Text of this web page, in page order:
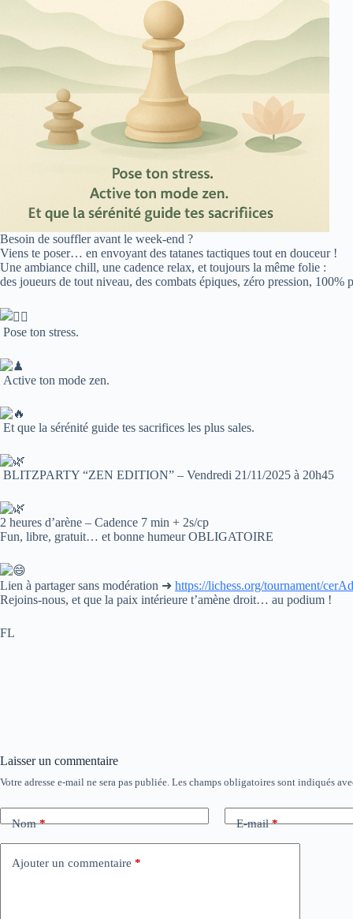
Besoin de souffler avant le week-end ?
Viens te poser… en envoyant des tatanes tactiques tout en douceur !
Une ambiance chill, une cadence relax, et toujours la même folie :
des joueurs de tout niveau, des combats épiques, zéro pression, 100%
Pose ton stress.
Active ton mode zen.
Et que la sérénité guide tes sacrifices les plus sales.
BLITZPARTY “ZEN EDITION” – Vendredi 21/11/2025 à 20h45
2 heures d’arène – Cadence 7 min + 2s/cp
Fun, libre, gratuit… et bonne humeur OBLIGATOIRE
Lien à partager sans modération ➜ https://lichess.org/tournament/
Rejoins-nous, et que la paix intérieure t’amène droit… au podium !
FL
Laisser un commentaire
Votre adresse e-mail ne sera pas publiée. Les champs obligatoires sont indiqués
Nom* E-mail*
Ajouter un commentaire *